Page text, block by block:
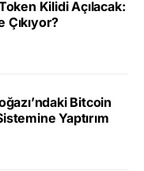
Kilidi Açılacak:
Bitcoin
Yaptırım